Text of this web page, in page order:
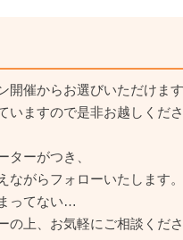
開催からお選びいただけま
ますので是非お越しくださ
ターがつき、
がらフォローいたします。
ってない…
上、お気軽にご相談くださ